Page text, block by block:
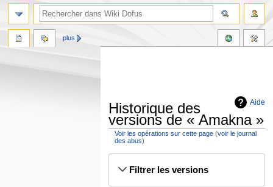
Aide
Historique des
versions de « Amakna »
Voir les opérations sur cette page (voir le journal
des abus)
Filtrer les versions
plus